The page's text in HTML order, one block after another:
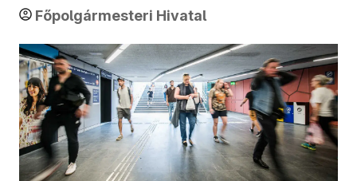
Főpolgármesteri Hivatal